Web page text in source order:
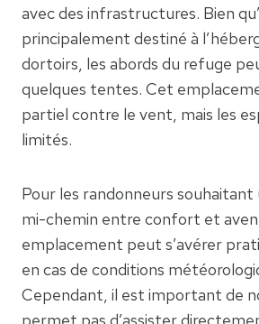
avec des infrastructures. Bien
principalement destiné à
dortoirs, les abords du refuge
quelques tentes. Cet
partiel contre le vent, mais les
limités.
Pour les randonneurs souhaitant
mi-chemin entre confort et
emplacement peut s’avérer
en cas de conditions
Cependant, il est important de